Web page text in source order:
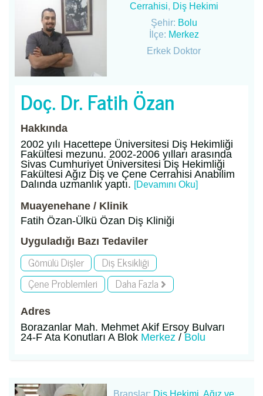
Cerrahisi, Diş Hekimi
Şehir: Bolu
İlçe: Merkez
Erkek Doktor
Doç. Dr. Fatih Özan
Hakkında
2002 yılı Hacettepe Üniversitesi Diş Hekimliği
Fakültesi mezunu. 2002-2006 yılları arasında
Sivas Cumhuriyet Üniversitesi Diş Hekimliği
Fakültesi Ağız Diş ve Çene Cerrahisi Anabilim
Dalında uzmanlık yaptı. [Devamını Oku]
Muayenehane / Klinik
Fatih Özan-Ülkü Özan Diş Kliniği
Uyguladığı Bazı Tedaviler
Gömülü Dişler
Diş Eksikliği
Çene Problemleri
Daha Fazla
Adres
Borazanlar Mah. Mehmet Akif Ersoy Bulvarı
24-F Ata Konutları A Blok Merkez / Bolu